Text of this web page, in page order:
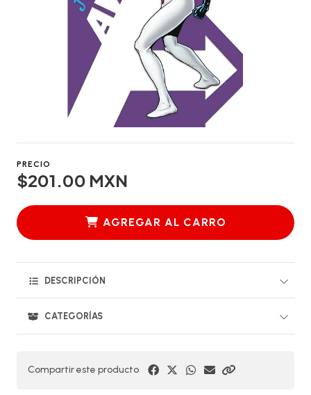
PRECIO
$201.00 MXN
AGREGAR AL CARRO
DESCRIPCIÓN
CATEGORÍAS
Compartir este producto